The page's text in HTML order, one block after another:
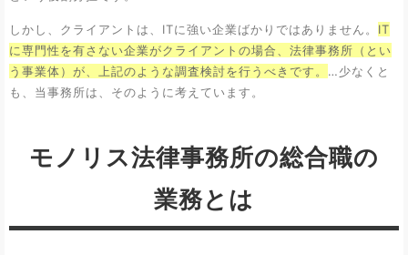
しかし、クライアントは、ITに強い企業ばかりではありません。 IT
に専門性を有さない企業がクライアントの場合、法律事務所（とい
う事業体）が、上記のような調査検討を行うべきです。 …少なくと
も、当事務所は、そのように考えています。
モノリス法律事務所の総合職の
業務とは